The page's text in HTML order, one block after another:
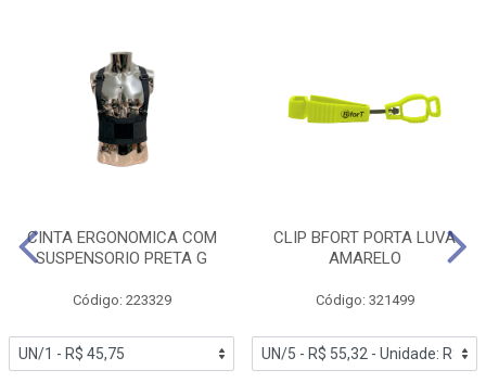
CINTA ERGONOMICA COM
SUSPENSORIO PRETA G
Código: 223329
CLIP BFORT PORTA LUVA
AMARELO
Código: 321499